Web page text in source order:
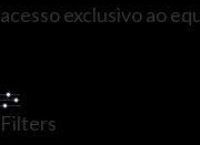
acesso exclusivo ao
Filters